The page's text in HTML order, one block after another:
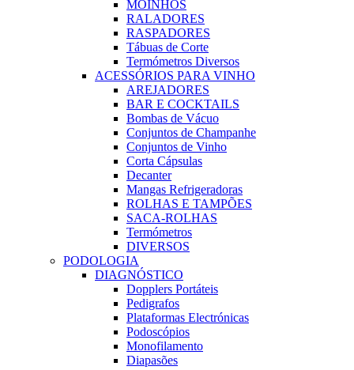
MOINHOS
RALADORES
RASPADORES
Tábuas de Corte
Termómetros Diversos
ACESSÓRIOS PARA VINHO
AREJADORES
BAR E COCKTAILS
Bombas de Vácuo
Conjuntos de Champanhe
Conjuntos de Vinho
Corta Cápsulas
Decanter
Mangas Refrigeradoras
ROLHAS E TAMPÕES
SACA-ROLHAS
Termómetros
DIVERSOS
PODOLOGIA
DIAGNÓSTICO
Dopplers Portáteis
Pedigrafos
Plataformas Electrónicas
Podoscópios
Monofilamento
Diapasões